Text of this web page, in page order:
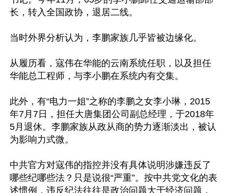
长，转入全国政协，退居二线。
当时外界分析认为，李鹏家族几乎皆被边缘化。
从履历看，寇伟在华能的云南系统任职，以及担任
华能总工程师，与李小鹏在系统内有交集。
此外，有“电力一姐”之称的李鹏之女李小琳，2015
年7月7日，担任大唐集团公司副总经理，于2018年
5月退休。李鹏家族从政从商的势力逐渐淡出，被认
为影响力式微。
中共官方对寇伟的指控并没有具体说明涉嫌违反了
哪些纪哪些法？只是说很“严重”。按中共党文化的表
述惯例，违反纪法往往是政治问题大于经济问题，